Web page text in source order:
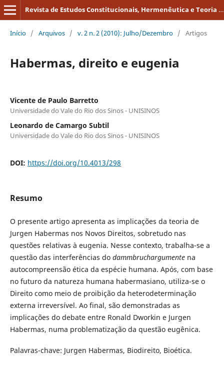
Revista de Estudos Constitucionais, Hermenêutica e Teoria do Direito
Início / Arquivos / v. 2 n. 2 (2010): Julho/Dezembro / Artigos
Habermas, direito e eugenia
Vicente de Paulo Barretto
Universidade do Vale do Rio dos Sinos - UNISINOS
Leonardo de Camargo Subtil
Universidade do Vale do Rio dos Sinos - UNISINOS
DOI: https://doi.org/10.4013/298
Resumo
O presente artigo apresenta as implicações da teoria de
Jurgen Habermas nos Novos Direitos, sobretudo nas
questões relativas à eugenia. Nesse contexto, trabalha-se a
questão das interferências do dammbruchargumente na
autocompreensão ética da espécie humana. Após, com base
no futuro da natureza humana habermasiano, utiliza-se o
Direito como meio de proibição da heterodeterminação
externa irreversível. Ao final, são demonstradas as
implicações do debate entre Ronald Dworkin e Jurgen
Habermas, numa problematização da questão eugênica.
Palavras-chave: Jurgen Habermas, Biodireito, Bioética.